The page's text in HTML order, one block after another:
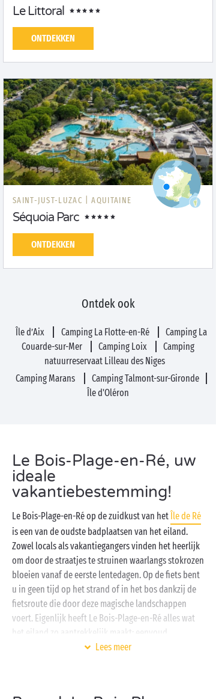
Le Littoral
ONTDEKKEN
SAINT-JUST-LUZAC | AQUITAINE
Séquoia Parc
ONTDEKKEN
Ontdek ook
Île d’Aix Camping La Flotte-en-Ré
Camping La
Couarde-sur-Mer
Camping Loix
Camping
natuurreservaat Lilleau des Niges
Camping Marans
Camping Talmont-sur-Gironde
Île d'Oléron
Le Bois-Plage-en-Ré, uw
ideale
vakantiebestemming!
Le Bois-Plage-en-Ré op de zuidkust van hetÎle de Ré
is een van de oudste badplaatsen van het eiland.
Zowel locals als vakantiegangers vinden het heerlijk
om door de straatjes te struinen waarlangs stokrozen
bloeien vanaf de eerste lentedagen. Op de fiets bent
u in geen tijd op het strand of in het bos dankzij de
fietsroute die door deze magische landschappen
voert. Eigenlijk heeft Le Bois-Plage-en-Ré alles wat
het eiland zo aantrekkelijk maakt: eenvoud,
authenticiteit, bekoorlijkheid … Op dus naar uw
Lees meer